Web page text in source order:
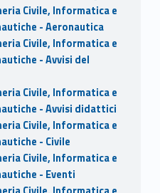
Civile, Informatica e
- Aeronautica
Civile, Informatica e
- Avvisi del
Civile, Informatica e
- Avvisi didattici
Civile, Informatica e
- Civile
Civile, Informatica e
- Eventi